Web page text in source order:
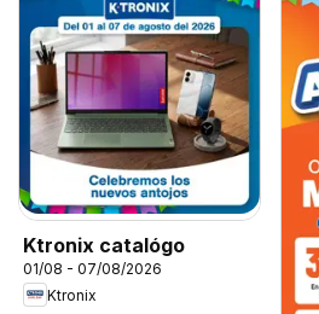
Ktronix catalógo
01/08 - 07/08/2026
Ktronix